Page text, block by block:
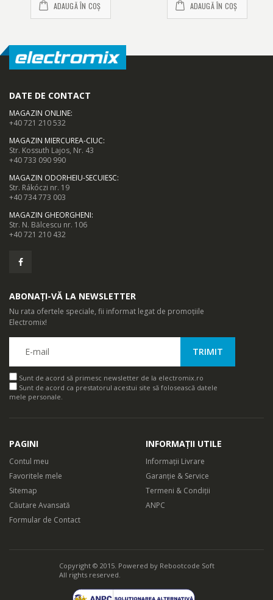
ADAUGĂ ÎN COȘ ADAUGĂ ÎN COȘ
DATE DE CONTACT
MAGAZIN ONLINE:
+40 721 210 532
MAGAZIN MIERCUREA-CIUC:
Str. Kossuth Lajos, Nr. 43
+40 733 090 990
MAGAZIN ODORHEIU-SECUIESC:
Str. Rákóczi nr. 19
+40 734 773 003
MAGAZIN GHEORGHENI:
Str. N. Bălcescu nr. 106
+40 721 210 432
ABONAȚI-VĂ LA NEWSLETTER
Nu rata ofertele speciale, fii informat legat de promoțiile
Electromix!
Sunt de acord să primesc newsletter de la electromix.ro
Sunt de acord ca prestatorul acestui site să folosească datele
mele personale.
PAGINI
Contul meu
Favoritele mele
Sitemap
Căutare Avansată
Formular de Contact
INFORMAȚII UTILE
Informații Livrare
Garanție & Service
Termeni & Condiții
ANPC
Copyright © 2015. Powered by Rebootcode Soft
All rights reserved.